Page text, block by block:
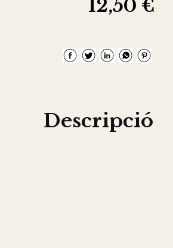
12,50 €
Descripció